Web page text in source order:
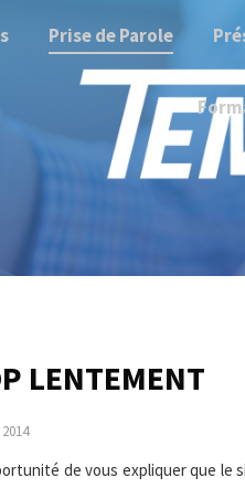
Prise de Parole
LENTEMENT
de vous expliquer que le